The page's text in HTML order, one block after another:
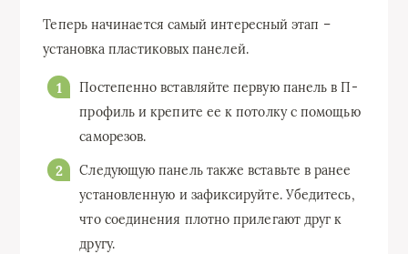
Теперь начинается самый интересный этап –
установка пластиковых панелей.
Постепенно вставляйте первую панель в П-
профиль и крепите ее к потолку с помощью
саморезов.
Следующую панель также вставьте в ранее
установленную и зафиксируйте. Убедитесь,
что соединения плотно прилегают друг к
другу.